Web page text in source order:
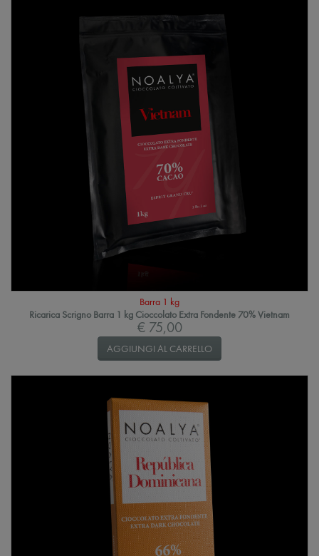
Barra 1 kg
Ricarica Scrigno Barra 1 kg Cioccolato Extra Fondente 70% Vietnam
€ 75,00
AGGIUNGI AL CARRELLO